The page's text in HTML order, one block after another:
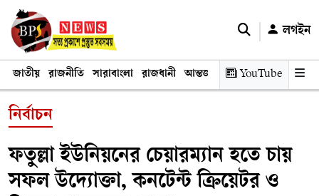
লগইন
জাতীয় রাজনীতি সারাবাংলা রাজধানী আন্তর্জাতিক অর্থনীতি তথ্য
YouTube
নির্বাচন
ফতুল্লা ইউনিয়নের চেয়ারম্যান হতে চায়
সফল উদ্যোক্তা, কনটেন্ট ক্রিয়েটর ও